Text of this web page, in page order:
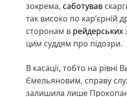
зокрема, саботував
так високо по карʼєрній
сторонам в рейдерських
цим суддям про підозри.
В касації, тобто на
Ємельяновим, справу
залишила лише